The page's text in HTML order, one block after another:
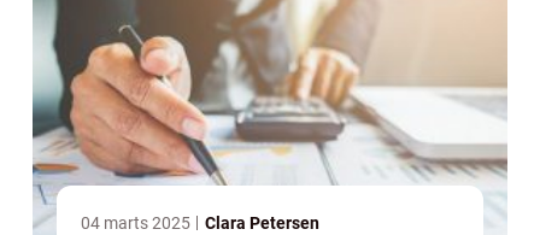
04 marts 2025 Clara Petersen